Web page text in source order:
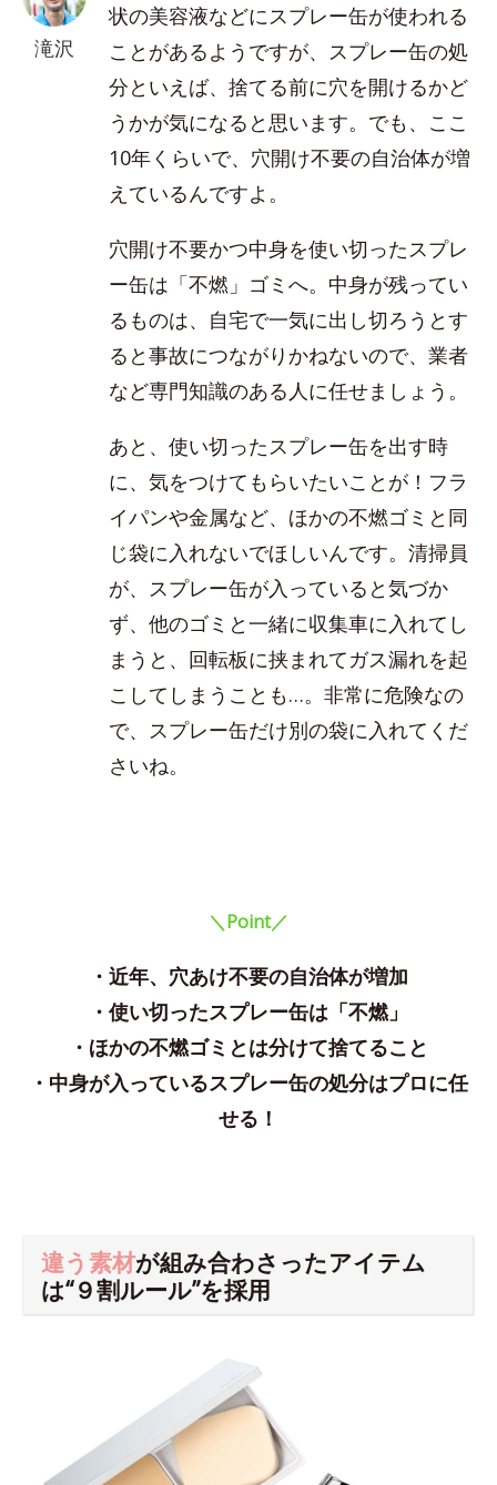
滝沢
状の美容液などにスプレー缶が使われる
ことがあるようですが、スプレー缶の処
分といえば、捨てる前に穴を開けるかど
うかが気になると思います。でも、ここ
10年くらいで、穴開け不要の自治体が増
えているんですよ。
穴開け不要かつ中身を使い切ったスプレ
ー缶は「不燃」ゴミへ。中身が残ってい
るものは、自宅で一気に出し切ろうとす
ると事故につながりかねないので、業者
など専門知識のある人に任せましょう。
あと、使い切ったスプレー缶を出す時
に、気をつけてもらいたいことが！フラ
イパンや金属など、ほかの不燃ゴミと同
じ袋に入れないでほしいんです。清掃員
が、スプレー缶が入っていると気づか
ず、他のゴミと一緒に収集車に入れてし
まうと、回転板に挟まれてガス漏れを起
こしてしまうことも…。非常に危険なの
で、スプレー缶だけ別の袋に入れてくだ
さいね。
＼Point／
・近年、穴あけ不要の自治体が増加
・使い切ったスプレー缶は「不燃」
・ほかの不燃ゴミとは分けて捨てること
・中身が入っているスプレー缶の処分はプロに任
せる！
違う素材が組み合わさったアイテム
は“９割ルール”を採用